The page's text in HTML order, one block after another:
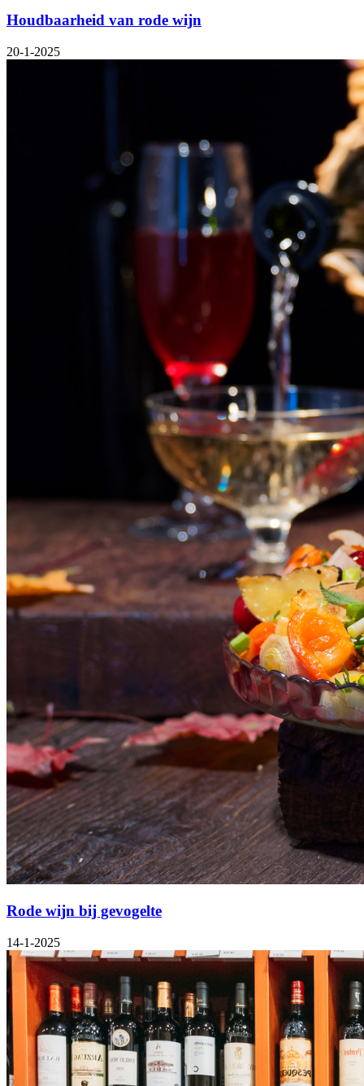
Houdbaarheid van rode wijn
20-1-2025
Rode wijn bij gevogelte
14-1-2025